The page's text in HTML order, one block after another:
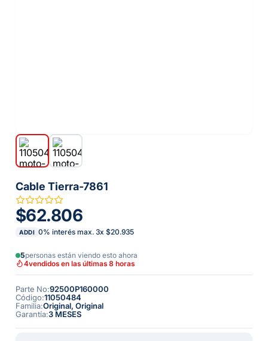
Cable Tierra-7861
$62.806
ADDI 0% interés max. 3x $20.935
5personas están viendo esto ahora
4vendidos en las últimas 8 horas
Parte No:92500P160000
Código:11050484
Familia:Original, Original
Garantía:3 MESES